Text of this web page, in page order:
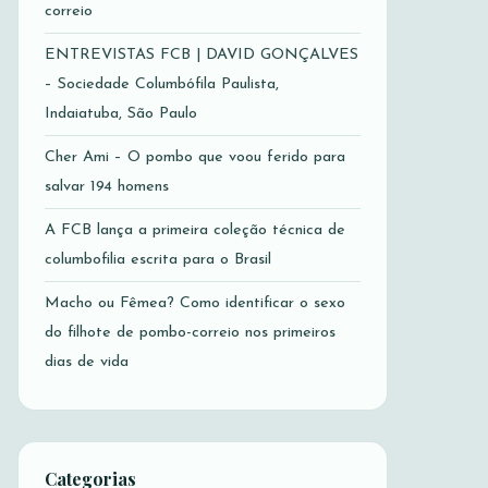
correio
ENTREVISTAS FCB | DAVID GONÇALVES
– Sociedade Columbófila Paulista,
Indaiatuba, São Paulo
Cher Ami – O pombo que voou ferido para
salvar 194 homens
A FCB lança a primeira coleção técnica de
columbofilia escrita para o Brasil
Macho ou Fêmea? Como identificar o sexo
do filhote de pombo-correio nos primeiros
dias de vida
Categorias